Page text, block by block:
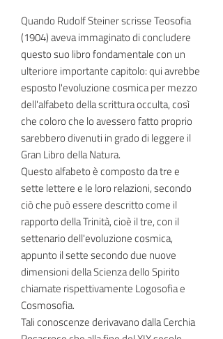
Quando Rudolf Steiner scrisse Teosofia
(1904) aveva immaginato di concludere
questo suo libro fondamentale con un
ulteriore importante capitolo: qui avrebbe
esposto l'evoluzione cosmica per mezzo
dell'alfabeto della scrittura occulta, così
che coloro che lo avessero fatto proprio
sarebbero divenuti in grado di leggere il
Gran Libro della Natura.
Questo alfabeto è composto da tre e
sette lettere e le loro relazioni, secondo
ciò che può essere descritto come il
rapporto della Trinità, cioè il tre, con il
settenario dell'evoluzione cosmica,
appunto il sette secondo due nuove
dimensioni della Scienza dello Spirito
chiamate rispettivamente Logosofia e
Cosmosofia.
Tali conoscenze derivavano dalla Cerchia